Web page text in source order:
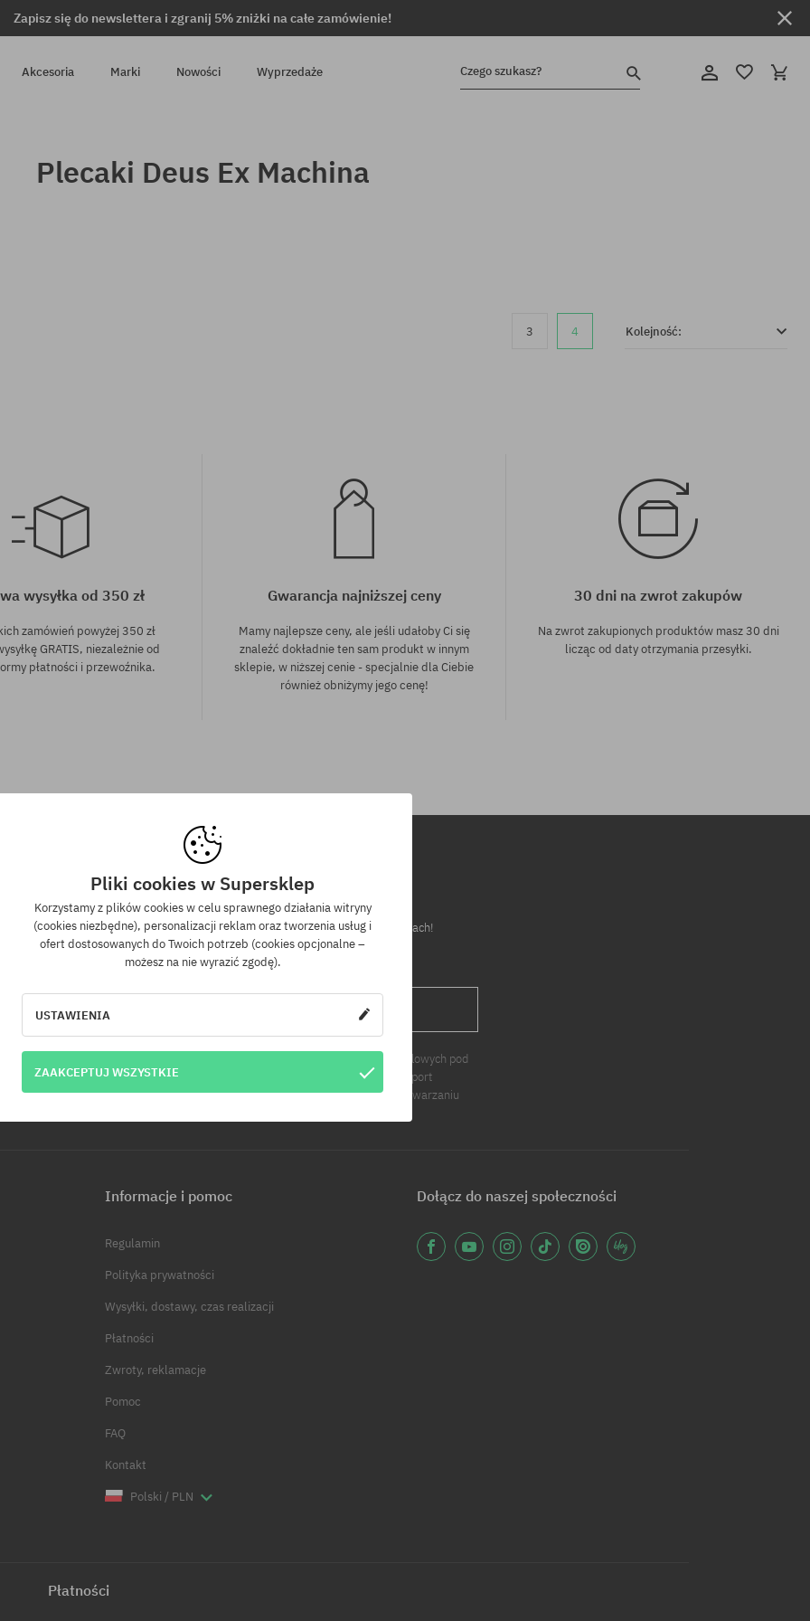
Zapisz się do newslettera i zgranij 5% zniżki na całe zamówienie!
Akcesoria Marki Nowości Wyprzedaże Czego szukasz?
Plecaki Deus Ex Machina
3 4 Kolejność:
wysyłka od 350 zł
zamówień powyżej 350 zł
GRATIS, niezależnie od
płatności i przewoźnika.
Gwarancja najniższej ceny
Mamy najlepsze ceny, ale jeśli udałoby Ci się
znaleźć dokładnie ten sam produkt w innym
sklepie, w niższej cenie - specjalnie dla Ciebie
również obniżymy jego cenę!
30 dni na zwrot zakupów
Na zwrot zakupionych produktów masz 30 dni
licząc od daty otrzymania przesyłki.
Newsletter
się do naszego newslettera, a dowiesz się jako pierwszy o nowościach i promocjach!
Dodatkowo otrzymasz kod rabatowy -5% na całe zamówienie!
WYŚLIJ
e-mail jest jednoznaczne z wyrażeniem zgody na otrzymywanie informacji handlowych pod
e-mail. Informujemy, że administratorem Twoich danych osobowych jest Cool Sport
z o.o. z siedzibą przy ul. Handlowców 2 w Modlniczce. Dowiedz się więcej o przetwarzaniu
Informacje i pomoc
Regulamin
Polityka prywatności
Wysyłki, dostawy, czas realizacji
Płatności
Zwroty, reklamacje
Pomoc
FAQ
Kontakt
Polski / PLN
Dołącz do naszej społeczności
Płatności
Pliki cookies w Supersklep
Korzystamy z plików cookies w celu sprawnego działania witryny
(cookies niezbędne), personalizacji reklam oraz tworzenia usług i
ofert dostosowanych do Twoich potrzeb (cookies opcjonalne –
możesz na nie wyrazić zgodę).
USTAWIENIA
ZAAKCEPTUJ WSZYSTKIE